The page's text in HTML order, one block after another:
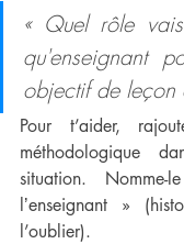
« Quel rôle
qu'enseignant
objectif de leçon
Pour t’aider,
méthodologique
situation.
lʼenseignant »
l’oublier).